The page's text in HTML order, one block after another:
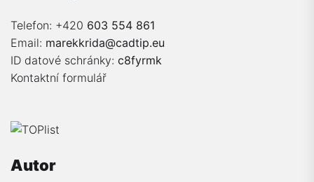
Telefon: +420 603 554 861
Email: marekkrida@cadtip.eu
ID datové schránky: c8fyrmk
Kontaktní formulář
Autor